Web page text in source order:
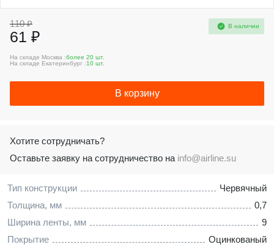
Тип конструкции
Червячный
Толщина, мм
0,7
Ширина ленты, мм
9
Покрытие
Оцинкованый
110 ₽
61 ₽
В наличии
На складе Москва :более 20 шт.
На складе Екатеринбург :10 шт.
В корзину
Хотите сотрудничать?
Оставьте заявку на сотрудничество на info@airline.su